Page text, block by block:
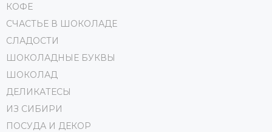
КОФЕ
СЧАСТЬЕ В ШОКОЛАДЕ
СЛАДОСТИ
ШОКОЛАДНЫЕ БУКВЫ
ШОКОЛАД
ДЕЛИКАТЕСЫ
ИЗ СИБИРИ
ПОСУДА И ДЕКОР